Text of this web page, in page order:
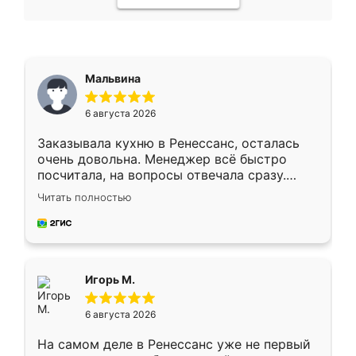
Мальвина
6 августа 2026
Заказывала кухню в Ренессанс, осталась
очень довольна. Менеджер всё быстро
посчитала, на вопросы отвечала сразу.
Замерщик приехал в субботу, подошёл к
делу со всей ответственностью. Собрали
за день, ребята работали аккуратно, даже
Читать полностью
Игорь М.
6 августа 2026
На самом деле в Ренессанс уже не первый